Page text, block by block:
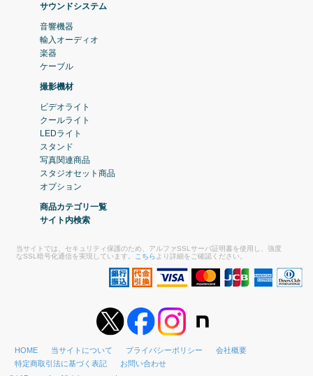
サウンドシステム
音響機器
輸入オーディオ
楽器
ケーブル
撮影機材
ビデオライト
クールライト
LEDライト
スタンド
写真関連商品
スタジオセット商品
オプション
商品カテゴリ一覧
サイト内検索
当サイトでは、セキュリティ保護のため、アルファSSLサーバ証明書を使用し、強度
なSSL暗号化通信を実現しています。
こちら より詳細をご確認ください。
HOME 当サイトについて プライバシーポリシー
会社概要
特定商取引法に基づく表記
お問い合わせ